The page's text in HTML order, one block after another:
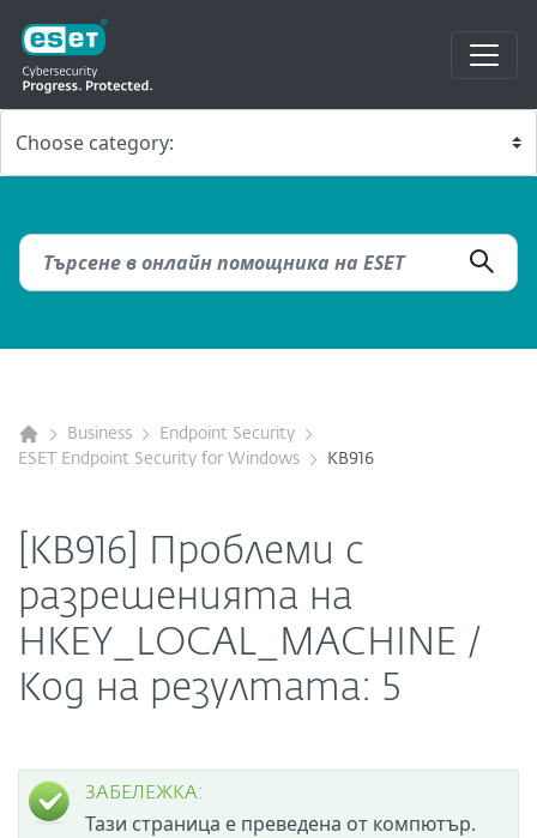
Business
Endpoint Security
ESET Endpoint Security for Windows
KB916
[KB916] Проблеми с
разрешенията на
HKEY_LOCAL_MACHINE /
Код на резултата: 5
ЗАБЕЛЕЖКА:
Тази страница е преведена от компютър.